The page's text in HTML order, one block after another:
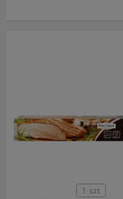
1 szt